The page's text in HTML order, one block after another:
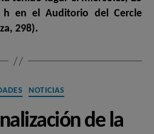
en el Auditorio del Cercle
298).
Categorías
NOTICIAS
de la